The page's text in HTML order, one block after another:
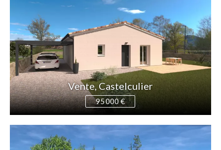
Vente, Castelculier
95 000 €